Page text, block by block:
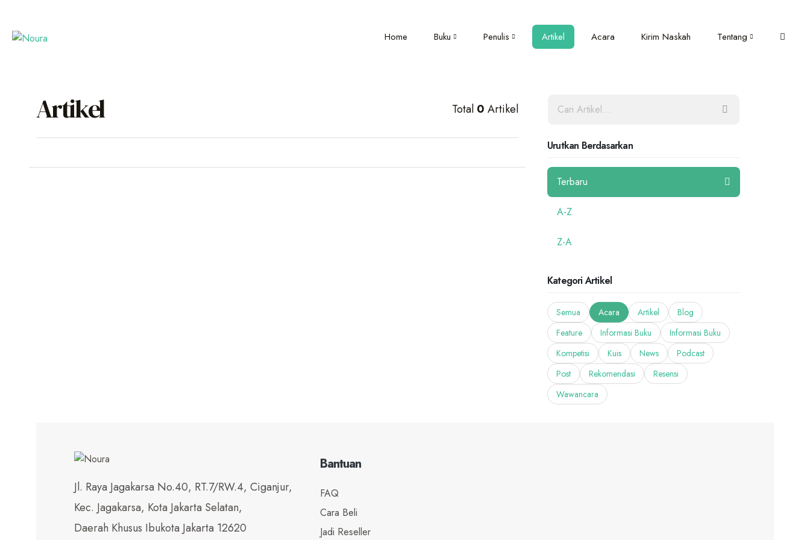
Home Buku Penulis Artikel Acara Kirim Naskah Tentang
Artikel Total 0 Artikel
Urutkan Berdasarkan
Terbaru
A-Z
Z-A
Kategori Artikel
Semua Acara Artikel
Blog
Feature
Informasi Buku
Informasi Buku
Kompetisi
Kuis News
Podcast
Post
Rekomendasi
Resensi
Wawancara
Jl. Raya Jagakarsa No.40, RT.7/RW.4, Ciganjur,
Kec. Jagakarsa, Kota Jakarta Selatan,
Daerah Khusus Ibukota Jakarta 12620
Bantuan
FAQ
Cara Beli
Jadi Reseller